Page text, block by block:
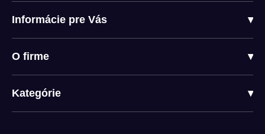
Informácie pre Vás ▾
O firme ▾
Kategórie ▾